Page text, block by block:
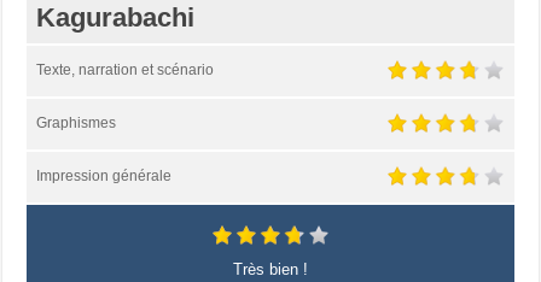
Kagurabachi
Texte, narration et scénario
Graphismes
Impression générale
Très bien !